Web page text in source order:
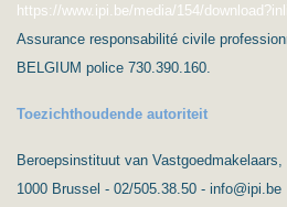
https://www.ipi.be/media/154/
Assurance responsabilité civile
BELGIUM police 730.390.160.
Toezichthoudende autoriteit
Beroepsinstituut van
1000 Brussel - 02/505.38.50 - info@ipi.be